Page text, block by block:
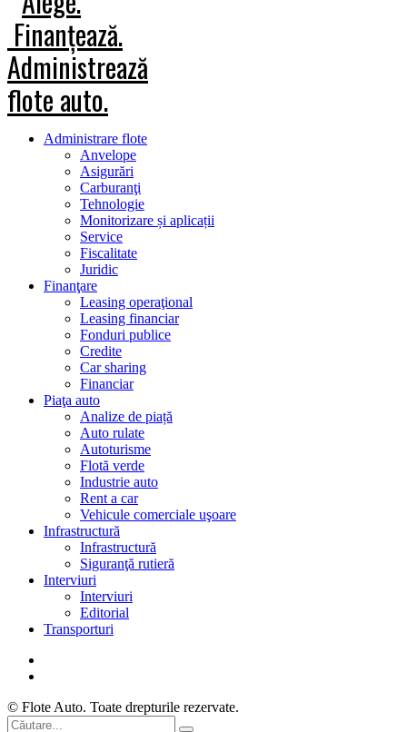
Administrare flote
Anvelope
Asigurări
Carburanţi
Tehnologie
Monitorizare și aplicații
Service
Fiscalitate
Juridic
Finanţare
Leasing operaţional
Leasing financiar
Fonduri publice
Credite
Car sharing
Financiar
Piaţa auto
Analize de piață
Auto rulate
Autoturisme
Flotă verde
Industrie auto
Rent a car
Vehicule comerciale uşoare
Infrastructură
Infrastructură
Siguranţă rutieră
Interviuri
Interviuri
Editorial
Transporturi
© Flote Auto. Toate drepturile rezervate.